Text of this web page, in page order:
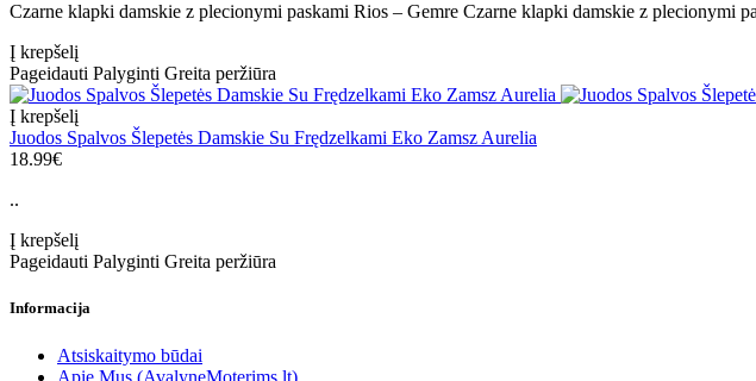
Czarne klapki damskie z plecionymi paskami Rios – Gemre Czarne klapki damskie z plecionymi
Į krepšelį
Pageidauti Palyginti Greita peržiūra
Į krepšelį
Juodos Spalvos Šlepetės Damskie Su Frędzelkami Eko Zamsz Aurelia
18.99€
..
Į krepšelį
Pageidauti Palyginti Greita peržiūra
Informacija
Atsiskaitymo būdai
Apie Mus (AvalyneMoterims.lt)